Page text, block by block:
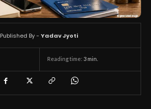
Reading time: 3 min.
Published By - Yadav Jyoti